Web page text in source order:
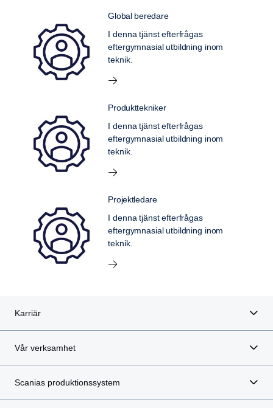
Global beredare
I denna tjänst efterfrågas
eftergymnasial utbildning inom
teknik.
Produkttekniker
I denna tjänst efterfrågas
eftergymnasial utbildning inom
teknik.
Projektledare
I denna tjänst efterfrågas
eftergymnasial utbildning inom
teknik.
Karriär
Vår verksamhet
Scanias produktionssystem